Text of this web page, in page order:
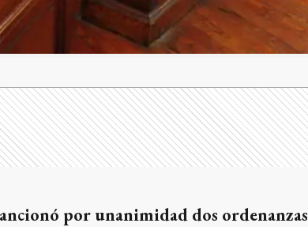
por unanimidad dos ordenanzas